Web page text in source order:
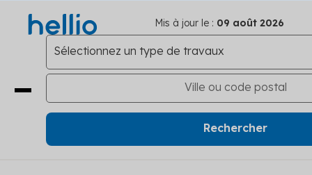
Mis à jour le : 09 août 2026